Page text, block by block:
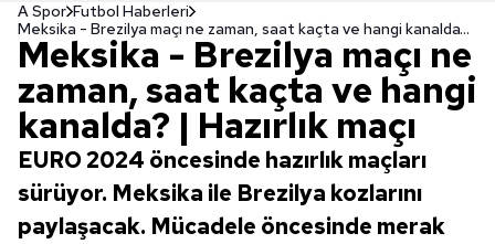
A Spor Futbol Haberleri
Meksika - Brezilya maçı ne zaman, saat kaçta ve hangi kanalda? | Hazırlık maçı
Meksika - Brezilya maçı ne
zaman, saat kaçta ve hangi
kanalda? | Hazırlık maçı
EURO 2024 öncesinde hazırlık maçları
sürüyor. Meksika ile Brezilya kozlarını
paylaşacak. Mücadele öncesinde merak